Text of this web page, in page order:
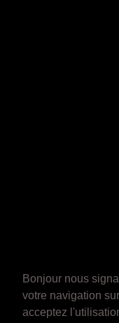
Bonjour nous
votre navigation
acceptez